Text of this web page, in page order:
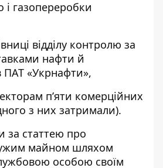
і газопереробки
відділу контролю за
нафти й
ПАТ «Укрнафти»,
п’яти комерційних
з них затримали).
за статтею про
майном шляхом
особою своїм